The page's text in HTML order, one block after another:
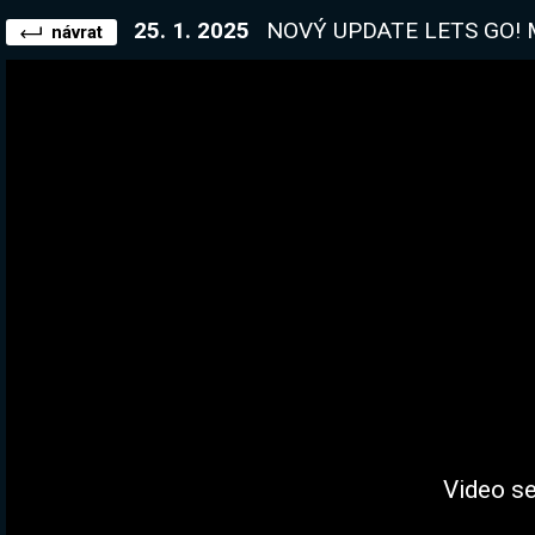
návrat 25. 1. 2025 NOVÝ UPDATE LETS GO! Magicraft
Video